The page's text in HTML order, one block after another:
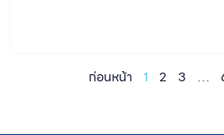
ก่อนหน้า 1 2 3 …